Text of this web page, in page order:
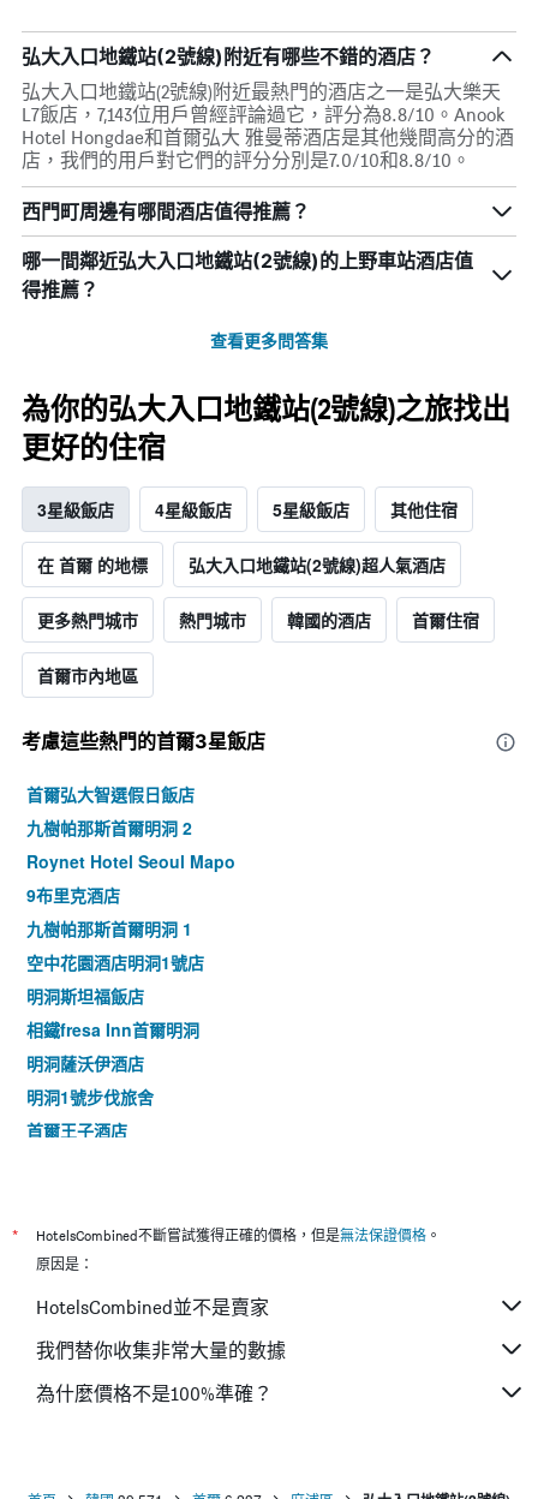
弘大入口地鐵站(2號線)附近有哪些不錯的酒店？
弘大入口地鐵站(2號線)附近最熱門的酒店之一是弘大樂天
L7飯店，7,143位用戶曾經評論過它，評分為8.8/10。Anook
Hotel Hongdae和首爾弘大 雅曼蒂酒店是其他幾間高分的酒
店，我們的用戶對它們的評分分別是7.0/10和8.8/10。
西門町周邊有哪間酒店值得推薦？
哪一間鄰近弘大入口地鐵站(2號線)的上野車站酒店值
得推薦？
查看更多問答集
為你的弘大入口地鐵站(2號線)之旅找出
更好的住宿
3星級飯店 4星級飯店 5星級飯店 其他住宿
在 首爾 的地標 弘大入口地鐵站(2號線)超人氣酒店
更多熱門城市 熱門城市 韓國的酒店 首爾住宿
首爾市內地區
考慮這些熱門的首爾3星​飯店
首爾弘大智選假日飯店
九樹帕那斯首爾明洞 2
Roynet Hotel Seoul Mapo
9布里克酒店
九樹帕那斯首爾明洞 1
空中花園酒店明洞1號店
明洞斯坦福飯店
相鐵fresa Inn首爾明洞
明洞薩沃伊酒店
明洞1號步伐旅舍
首爾王子酒店
東大門伍吉儒庫帕住宿公寓式酒店
明洞stay B飯店
Local Stitch Creator Town Seogyo
首爾明洞索拉利亞西鐵酒店 - 2025年的翻新工程
麻浦新羅舒泰酒店
* HotelsCombined不斷嘗試獲得正確的價格，但是無法保證價格 。
原因是：
HotelsCombined並不是賣家
我們替你收集非常大量的數據
為什麼價格不是100%準確？